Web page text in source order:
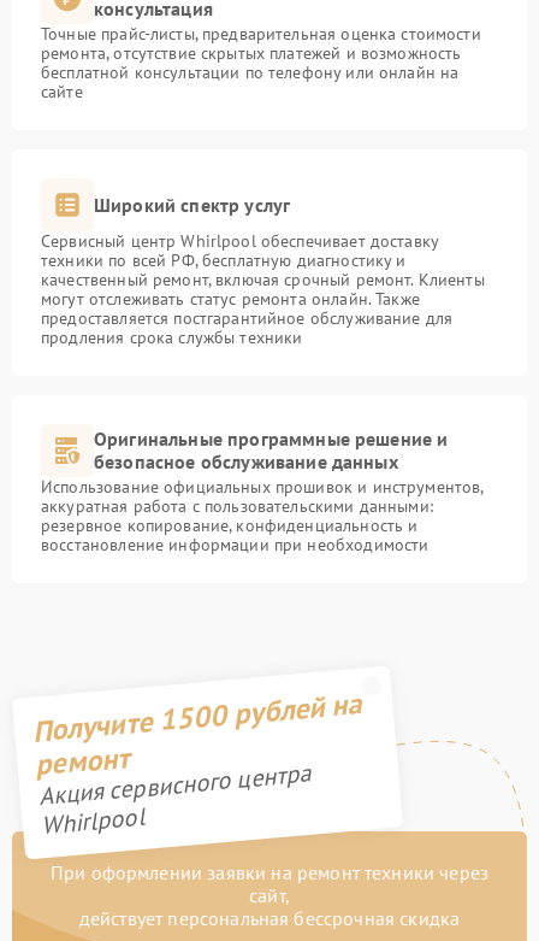
консультация
Точные прайс-листы, предварительная оценка стоимости
ремонта, отсутствие скрытых платежей и возможность
бесплатной консультации по телефону или онлайн на
сайте
Широкий спектр услуг
Сервисный центр Whirlpool обеспечивает доставку
техники по всей РФ, бесплатную диагностику и
качественный ремонт, включая срочный ремонт. Клиенты
могут отслеживать статус ремонта онлайн. Также
предоставляется постгарантийное обслуживание для
продления срока службы техники
Оригинальные программные решение и
безопасное обслуживание данных
Использование официальных прошивок и инструментов,
аккуратная работа с пользовательскими данными:
резервное копирование, конфиденциальность и
восстановление информации при необходимости
Получите 1500 рублей на
ремонт
Акция сервисного центра
Whirlpool
При оформлении заявки на ремонт техники через
сайт,
действует персональная бессрочная скидка